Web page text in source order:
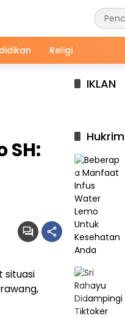
Religi
SH:
situasi
IKLAN
Hukrim